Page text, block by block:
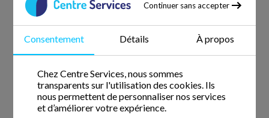
Continuer sans accepter
Consentement Détails À propos
Chez Centre Services, nous sommes
transparents sur l'utilisation des cookies. Ils
nous permettent de personnaliser nos services
et d’améliorer votre expérience.
Employé de ménage (H/F) CDI
25H
Contrat en CDI -69740 GENAS
Dans le cadre du développement de notre agence de Bron,
Centre Services recherche activement un·e employé de
ménage expérimenté·e basé·e à Genas (69740).